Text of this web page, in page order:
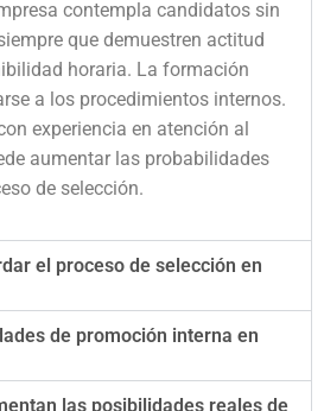
contempla candidatos sin
que demuestren actitud
horaria. La formación
a los procedimientos internos.
experiencia en atención al
aumentar las probabilidades
de selección.
el proceso de selección en
de promoción interna en
las posibilidades reales de